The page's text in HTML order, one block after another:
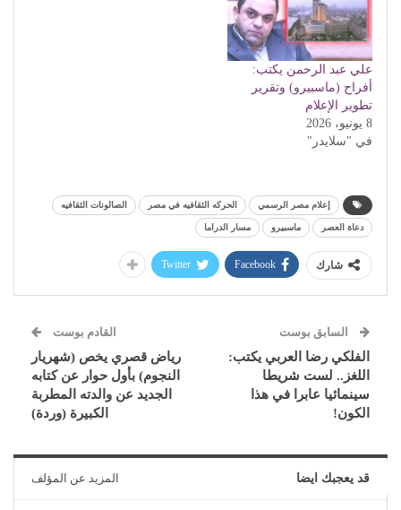
علي عبد الرحمن يكتب:
أفراح (ماسبيرو) وتقرير
تطوير الإعلام
8 يونيو، 2026
في "سلايدر"
إعلام مصر الرسمي الحركه الثقافيه في مصر الصالونات الثقافيه
دعاة العصر ماسبيرو مسار الدراما
شارك Facebook
Twitter
السابق بوست
الفلكي رضا العربي يكتب:
اللغز.. لست شريطا
سينمائيا عابرا في هذا
الكون!
القادم بوست
رياض قصري يخص (شهريار
النجوم) بأول حوار عن كتابه
الجديد عن والدته المطربة
الكبيرة (وردة)
قد يعجبك ايضا المزيد عن المؤلف